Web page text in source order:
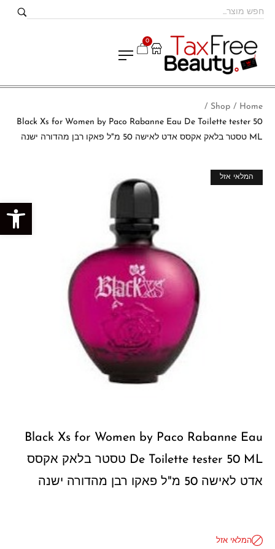
פתח סרגל נגישות
0
Home
/
Shop
/
Black Xs for Women by Paco Rabanne Eau De Toilette tester 50
ML טסטר בלאק אקסס אדט לאישה 50 מ"ל פאקו רבן מהדורה ישנה
מבצע!
המלאי אזל
Black Xs for Women by Paco Rabanne Eau
De Toilette tester 50 ML טסטר בלאק אקסס
אדט לאישה 50 מ"ל פאקו רבן מהדורה ישנה
המלאי אזל